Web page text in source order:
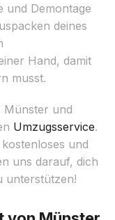
und Demontage
deines
Hand, damit
musst.
Münster und
Umzugsservice.
und
uns darauf, dich
unterstützen!